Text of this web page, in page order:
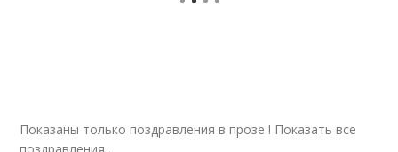
Показаны только поздравления в прозе ! Показать все